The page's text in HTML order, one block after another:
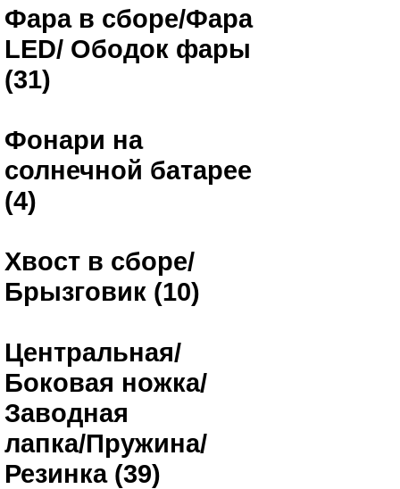
Фара в сборе/Фара
LED/ Ободок фары
(31)
Фонари на
солнечной батарее
(4)
Хвост в сборе/
Брызговик (10)
Центральная/
Боковая ножка/
Заводная
лапка/Пружина/
Резинка (39)